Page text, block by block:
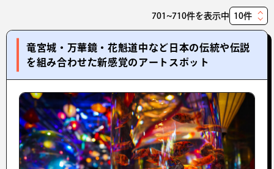
701~710件を表示中
表
件
竜宮城・万華鏡・花魁道中など日本の伝統や伝説
を組み合わせた新感覚のアートスポット